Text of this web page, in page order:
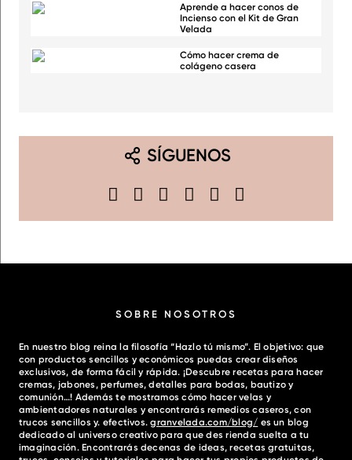
Aprende a hacer conos de
Incienso con el Kit de Gran
Velada
Cómo hacer crema de
colágeno casera
SÍGUENOS
SOBRE NOSOTROS
En nuestro blog reina la filosofía “Hazlo tú mismo”. El objetivo: que
con productos sencillos y económicos puedas crear diseños
exclusivos, de forma fácil y rápida. ¡Descubre recetas para hacer
cremas, jabones, perfumes, detalles para bodas, bautizo y
comunión…! Además te mostramos cómo hacer velas y
ambientadores naturales y encontrarás remedios caseros, con
trucos sencillos y. efectivos. granvelada.com/blog/ es un blog
dedicado al universo creativo para que des rienda suelta a tu
imaginación. Encontrarás decenas de ideas, recetas gratuitas,